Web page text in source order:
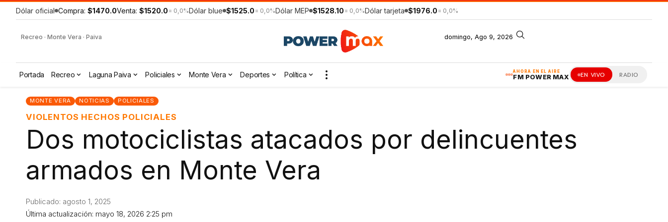
Dólar oficial Compra: $1470.0Venta: $1520.0 = 0,0%Dólar blue $1525.0 = 0,0%Dólar MEP $1528.10 = 0,0%Dólar tarjeta $1976.0 = 0,0%
Recreo · Monte Vera · Paiva domingo, Ago 9, 2026
AHORA EN EL AIRE
FM POWER MAX EN VIVO RADIO
Portada Recreo Laguna Paiva Policiales Monte Vera Deportes Política
MONTE VERA NOTICIAS POLICIALES
VIOLENTOS HECHOS POLICIALES
Dos motociclistas atacados por delincuentes
armados en Monte Vera
Última actualización: mayo 18, 2026 2:25 pm
Publicado: agosto 1, 2025